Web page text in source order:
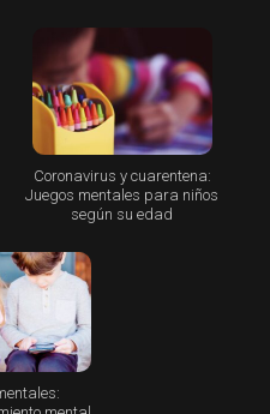
Coronavirus y cuarentena:
Juegos mentales para niños
según su edad